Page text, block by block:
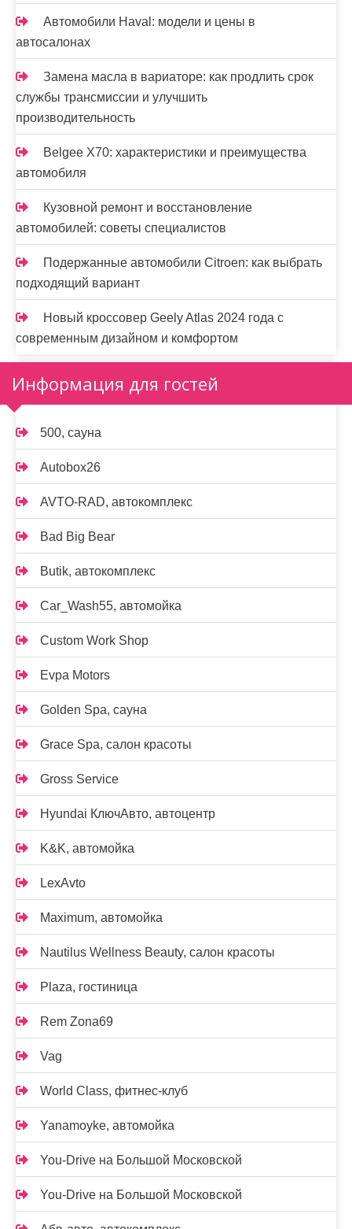
Автомобили Haval: модели и цены в
автосалонах
Замена масла в вариаторе: как продлить срок
службы трансмиссии и улучшить
производительность
Belgee X70: характеристики и преимущества
автомобиля
Кузовной ремонт и восстановление
автомобилей: советы специалистов
Подержанные автомобили Citroen: как выбрать
подходящий вариант
Новый кроссовер Geely Atlas 2024 года с
современным дизайном и комфортом
Информация для гостей
500, сауна
Autobox26
AVTO-RAD, автокомплекс
Bad Big Bear
Butik, автокомплекс
Car_Wash55, автомойка
Custom Work Shop
Evpa Motors
Golden Spa, сауна
Grace Spa, салон красоты
Gross Service
Hyundai КлючАвто, автоцентр
K&K, автомойка
LexAvto
Maximum, автомойка
Nautilus Wellness Beauty, салон красоты
Plaza, гостиница
Rem Zona69
Vag
World Class, фитнес-клуб
Yanamoyke, автомойка
You-Drive на Большой Московской
You-Drive на Большой Московской